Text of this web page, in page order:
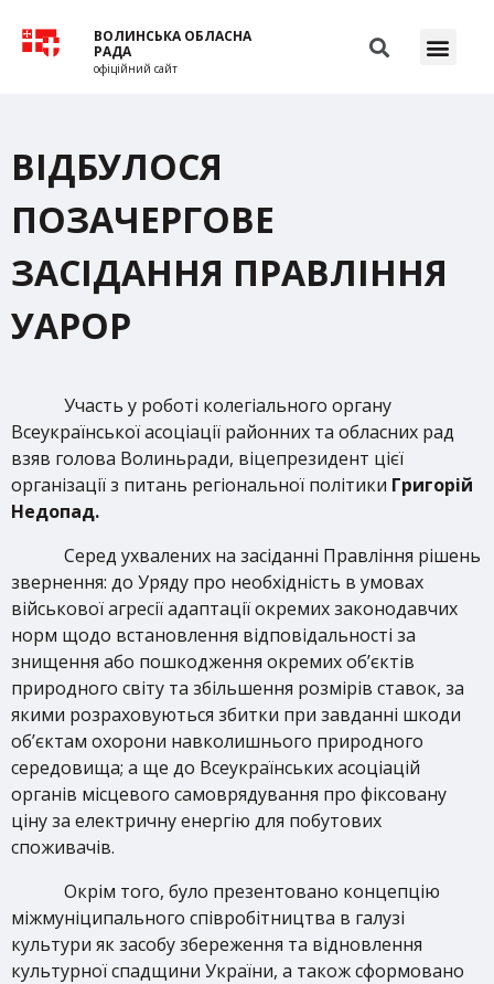
ВОЛИНСЬКА ОБЛАСНА
РАДА
офіційний сайт
ВІДБУЛОСЯ
ПОЗАЧЕРГОВЕ
ЗАСІДАННЯ ПРАВЛІННЯ
УАРОР
Участь у роботі колегіального органу
Всеукраїнської асоціації районних та обласних рад
взяв голова Волиньради, віцепрезидент цієї
організації з питань регіональної політики Григорій
Недопад.
Серед ухвалених на засіданні Правління рішень
звернення: до Уряду про необхідність в умовах
військової агресії адаптації окремих законодавчих
норм щодо встановлення відповідальності за
знищення або пошкодження окремих об’єктів
природного світу та збільшення розмірів ставок, за
якими розраховуються збитки при завданні шкоди
об’єктам охорони навколишнього природного
середовища; а ще до Всеукраїнських асоціацій
органів місцевого самоврядування про фіксовану
ціну за електричну енергію для побутових
споживачів.
Окрім того, було презентовано концепцію
міжмуніципального співробітництва в галузі
культури як засобу збереження та відновлення
культурної спадщини України, а також сформовано